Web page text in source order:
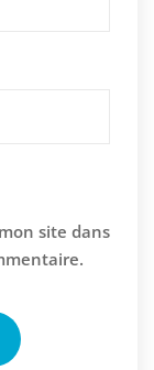
site dans